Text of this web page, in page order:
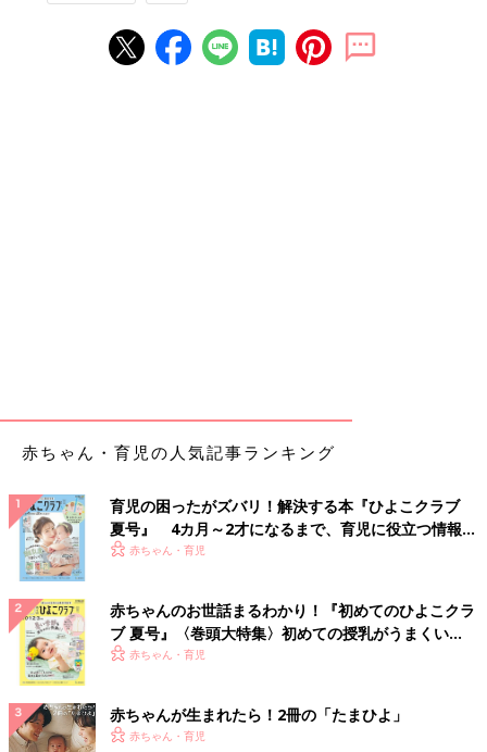
液体を入れたら、ストレートヘアアイロンなどで封をします。キ
ッチンペーパーやクッキングシートの上から140度で約5秒ほど
熱を加えると、きれいに開口部ふが閉じます。なお、除光液など
のシンナーやアルコールが入った成分のものは入れないように注
赤ちゃん・育児の人気記事ランキング
育児の困ったがズバリ！解決する本『ひよこクラブ
夏号』 4カ月～2才になるまで、育児に役立つ情報が
いっぱい！
赤ちゃん・育児
赤ちゃんのお世話まるわかり！『初めてのひよこクラ
ブ 夏号』〈巻頭大特集〉初めての授乳がうまくい
く！ おっぱい・ミルクの基本と夏のトラブル 解決テ
赤ちゃん・育児
赤ちゃんが生まれたら！2冊の「たまひよ」
赤ちゃん・育児